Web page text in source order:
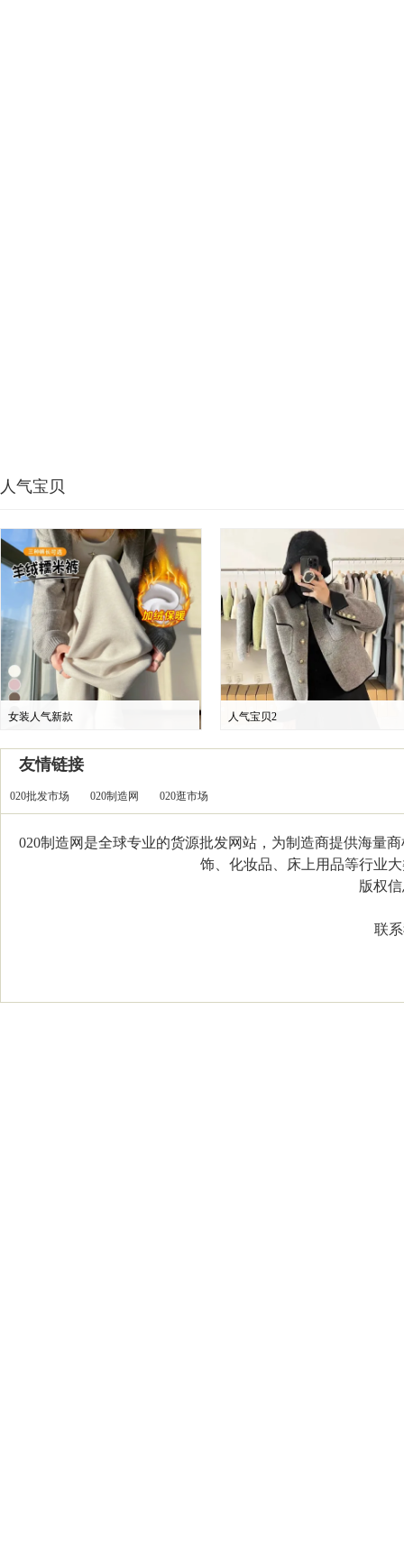
人气宝贝
女装人气新款 人气宝贝2
友情链接
020批发市场 020制造网 020逛市场
020制造网是全球专业的货源批发网站，为制造商提供海量
饰、化妆品、床上用品等行业
版权信
联